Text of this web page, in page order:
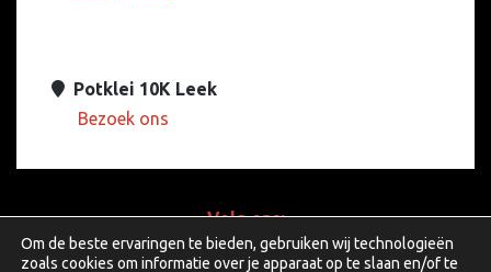
Potklei 10K Leek
Bezoek ons
Volg ons:
Om de beste ervaringen te bieden, gebruiken wij technologieën
zoals cookies om informatie over je apparaat op te slaan en/of te